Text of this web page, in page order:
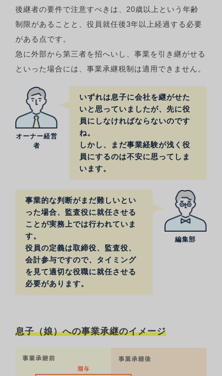
後継者の要件で注意すべきは、20歳以上という年齢
制限があることと、役員就任後3年以上経過する必要
がある点です。
急に外部から第三者を招へいし、事業を引き継がせる
といった場合には、事業承継税制は適用できません。
オーナー経営
者
いずれは息子に会社を継がせた
いと思っていましたが、先に役
員にしなければならないのです
ね。
しかし、まだ事業経験が浅く役
員にするのは不安に思ってしま
います。
編集部
事業的な判断がまだ難しいとい
った場合、監査役に就任させる
ことが実務上では行われていま
す。
役員の定義は取締役、監査役、
会計参与ですので、タイミング
を見て適切な役職に就任させる
必要があります。
息子（娘）への事業承継のイメージ